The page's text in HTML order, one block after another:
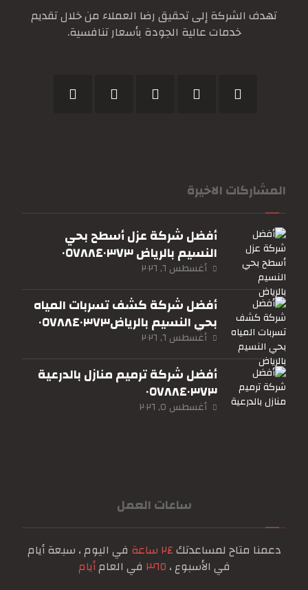
تهدف الشركة إلى تحقيق رضا العملاء من خلال تقديم
خدمات عالية الجودة بأسعار تنافسية.
المشاركات الاخيرة
أفضل شركة عزل أسطح بحي
النسيم بالرياض ٠٥٧٨٨٤٠٣٧٣
أغسطس ٦, ٢٠٢٦
أفضل شركة كشف تسربات المياه
بحي النسيم بالرياض٠٥٧٨٨٤٠٣٧٣
أغسطس ٦, ٢٠٢٦
أفضل شركة ترميم منازل بالدرعية
٠٥٧٨٨٤٠٣٧٣
أغسطس ٥, ٢٠٢٦
ساعات العمل
دعمنا متاح لمساعدتك٢٤ ساعة
في اليوم ، سبعة أيام
في الأسبوع ، ٣٦٥ في العامأيام